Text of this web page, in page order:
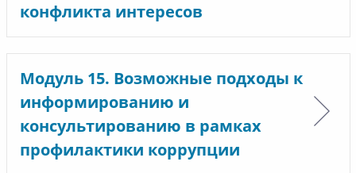
конфликта интересов
Модуль 15. Возможные подходы к
информированию и
консультированию в рамках
профилактики коррупции